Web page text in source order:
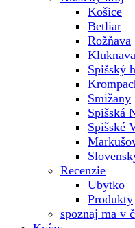
Košice
Betliar
Rožňava
Kluknava
Spišský
Smižany
Spišská
Spišské
Recenzie
Ubytko
Produkty
spoznaj ma v